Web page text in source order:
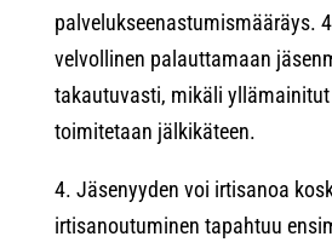
palvelukseenastumismääräys.
velvollinen palauttamaan
takautuvasti, mikäli
toimitetaan jälkikäteen.
4. Jäsenyyden voi irtisanoa
irtisanoutuminen tapahtuu